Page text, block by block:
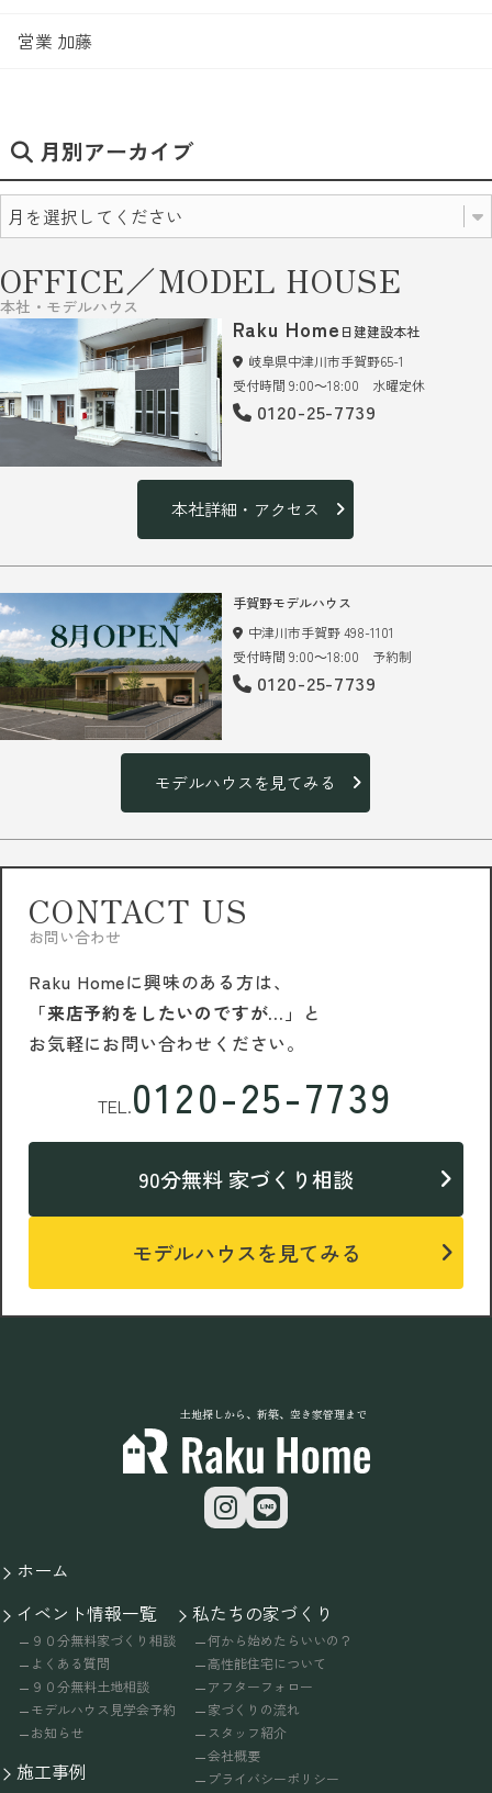
営業 加藤
月別アーカイブ
OFFICE／MODEL HOUSE
本社・モデルハウス
Raku Home 日建建設本社
岐阜県中津川市手賀野65-1
受付時間 9:00～18:00 水曜定休
0120-25-7739
本社詳細・アクセス
手賀野モデルハウス
中津川市手賀野 498-1101
受付時間 9:00～18:00 予約制
0120-25-7739
モデルハウスを見てみる
CONTACT US
お問い合わせ
Raku Homeに興味のある方は、
「来店予約をしたいのですが…」 と
お気軽にお問い合わせください。
TEL.0120-25-7739
90分無料 家づくり相談
モデルハウスを見てみる
土地探しから、新築、空き家管理まで
ホーム
イベント情報一覧
９０分無料家づくり相談
よくある質問
９０分無料土地相談
モデルハウス見学会予約
お知らせ
施工事例
私たちの家づくり
何から始めたらいいの？
高性能住宅について
アフターフォロー
家づくりの流れ
スタッフ紹介
会社概要
プライバシーポリシー